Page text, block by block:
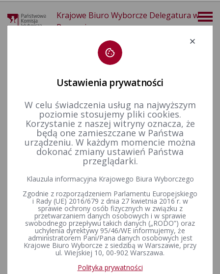
Krajowe Biuro Wyborcze Delegatura w
Poznaniu
Dane kontaktowe
Krajowe Biuro Wyborcze Delegatura w Poznaniu
Dyrektor Delegatury:
Paweł NOWEK
siedziba Delegatury:
ul. Tadeusza Kościuszki 93, 61-716 Poznań
numery telefonów:
61 854 13 35 oraz 61 677 16 79
adres e-mail:Pokaż adres e-mail
adres do e-Doręczeń: AE:PL-89115-19924-AEBRF-30
elektroniczna skrzynka podawcza ePUAP:
Ustawienia prywatności
W celu świadczenia usług na najwyższym
poziomie stosujemy pliki cookies.
Korzystanie z naszej witryny oznacza, że
będą one zamieszczane w Państwa
urządzeniu. W każdym momencie można
dokonać zmiany ustawień Państwa
przeglądarki.
Klauzula informacyjna Krajowego Biura Wyborczego
Zgodnie z rozporządzeniem Parlamentu Europejskiego
i Rady (UE) 2016/679 z dnia 27 kwietnia 2016 r. w
sprawie ochrony osób fizycznych w związku z
przetwarzaniem danych osobowych i w sprawie
swobodnego przepływu takich danych („RODO”) oraz
uchylenia dyrektywy 95/46/WE informujemy, że
administratorem Pani/Pana danych osobowych jest
Krajowe Biuro Wyborcze z siedzibą w Warszawie, przy
ul. Wiejskiej 10, 00-902 Warszawa.
Polityka prywatności